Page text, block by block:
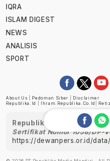
IQRA
ISLAM DIGEST
NEWS
ANALISIS
SPORT
About Us Pedoman Siber
Disclaimer
Republika.id
Ihram.republika.co.id
Republika telah
Sertifikat Nomor 1058/DP-
https://dewanpers.or.id/